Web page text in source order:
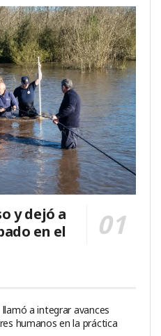
y dejó a
en el
a integrar avances
humanos en la práctica